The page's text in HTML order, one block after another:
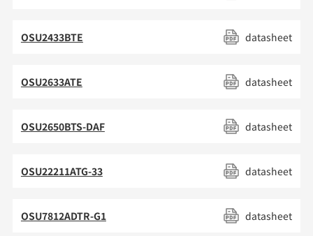
OSU2433BTE datasheet
OSU2633ATE datasheet
OSU2650BTS-DAF datasheet
OSU22211ATG-33 datasheet
OSU7812ADTR-G1 datasheet